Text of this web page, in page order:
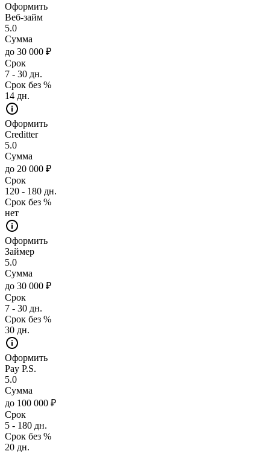
Оформить
Веб-займ
5.0
Сумма
до 30 000 ₽
Срок
7 - 30 дн.
Срок без %
14 дн.
Оформить
Creditter
5.0
Сумма
до 20 000 ₽
Срок
120 - 180 дн.
Срок без %
нет
Оформить
Займер
5.0
Сумма
до 30 000 ₽
Срок
7 - 30 дн.
Срок без %
30 дн.
Оформить
Pay P.S.
5.0
Сумма
до 100 000 ₽
Срок
5 - 180 дн.
Срок без %
20 дн.